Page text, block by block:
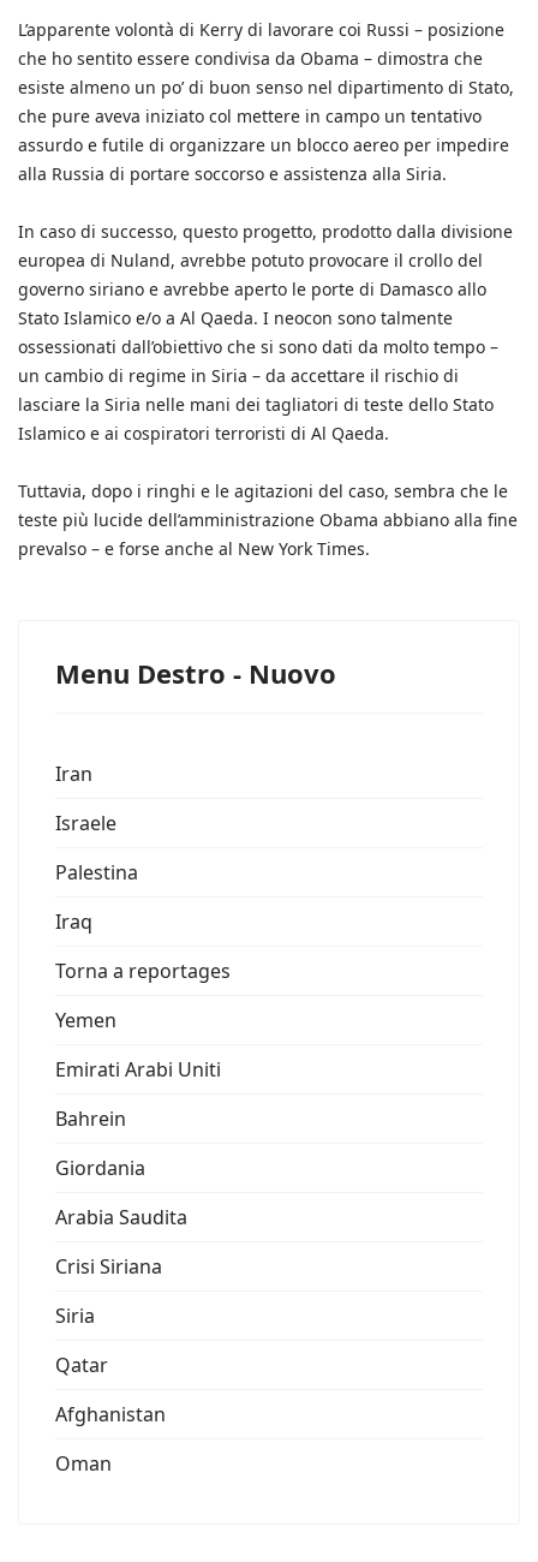
L’apparente volontà di Kerry di lavorare coi Russi – posizione
che ho sentito essere condivisa da Obama – dimostra che
esiste almeno un po’ di buon senso nel dipartimento di Stato,
che pure aveva iniziato col mettere in campo un tentativo
assurdo e futile di organizzare un blocco aereo per impedire
alla Russia di portare soccorso e assistenza alla Siria.
In caso di successo, questo progetto, prodotto dalla divisione
europea di Nuland, avrebbe potuto provocare il crollo del
governo siriano e avrebbe aperto le porte di Damasco allo
Stato Islamico e/o a Al Qaeda. I neocon sono talmente
ossessionati dall’obiettivo che si sono dati da molto tempo –
un cambio di regime in Siria – da accettare il rischio di
lasciare la Siria nelle mani dei tagliatori di teste dello Stato
Islamico e ai cospiratori terroristi di Al Qaeda.
Tuttavia, dopo i ringhi e le agitazioni del caso, sembra che le
teste più lucide dell’amministrazione Obama abbiano alla fine
prevalso – e forse anche al New York Times.
Menu Destro - Nuovo
Iran
Israele
Palestina
Iraq
Torna a reportages
Yemen
Emirati Arabi Uniti
Bahrein
Giordania
Arabia Saudita
Crisi Siriana
Siria
Qatar
Afghanistan
Oman